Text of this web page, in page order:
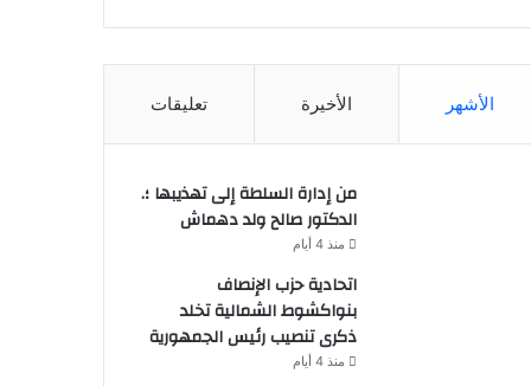
الأشهر الأخيرة تعليقات
من إدارة السلطة إلى تهذيبها ؛.
الدكتور صالح ولد دهماش
منذ 4 أيام
اتحادية حزب الإنصاف
بنواكشوط الشمالية تخلد
ذكرى تنصيب رئيس الجمهورية
منذ 4 أيام